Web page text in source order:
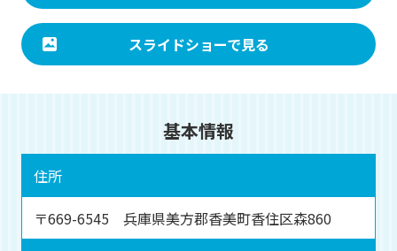
スライドショーで見る
基本情報
住所
〒669-6545 兵庫県美方郡香美町香住区森860